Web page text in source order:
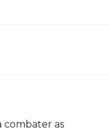
combater as